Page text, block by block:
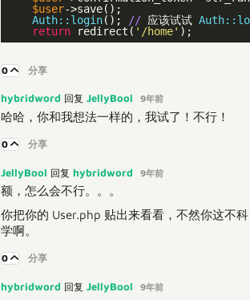
$user->save();
Auth: :login(); // 应该试试 Auth:
return redirect( '/home'
0 分享
hybridword 回复 JellyBool 9年前
哈哈，你和我想法一样的，我试了！不行！
0 分享
JellyBool 回复 hybridword 9年前
额，怎么会不行。。。
你把你的 User.php 贴出来看看，不然你这不科
学啊。
0 分享
hybridword 回复 JellyBool 9年前